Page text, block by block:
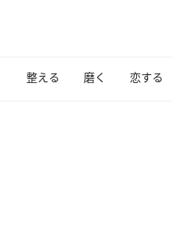
整える 磨く 恋する